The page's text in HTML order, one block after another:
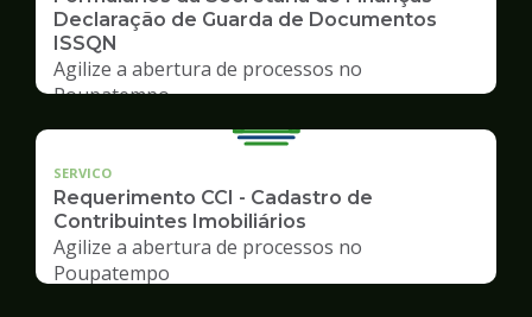
Declaração de Guarda de Documentos
ISSQN
Agilize a abertura de processos no
Poupatempo
SERVICO
Requerimento CCI - Cadastro de
Contribuintes Imobiliários
Agilize a abertura de processos no
Poupatempo